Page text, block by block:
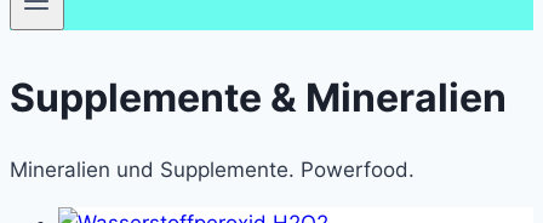
Supplemente & Mineralien
Mineralien und Supplemente. Powerfood.